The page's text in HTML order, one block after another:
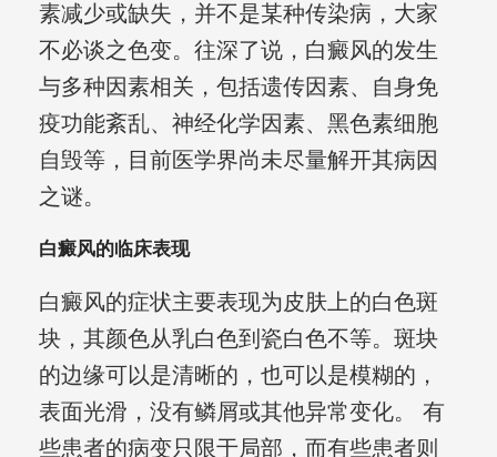
素减少或缺失，并不是某种传染病，大家
不必谈之色变。往深了说，白癜风的发生
与多种因素相关，包括遗传因素、自身免
疫功能紊乱、神经化学因素、黑色素细胞
自毁等，目前医学界尚未尽量解开其病因
之谜。
白癜风的临床表现
白癜风的症状主要表现为皮肤上的白色斑
块，其颜色从乳白色到瓷白色不等。斑块
的边缘可以是清晰的，也可以是模糊的，
表面光滑，没有鳞屑或其他异常变化。 有
些患者的病变只限于局部，而有些患者则